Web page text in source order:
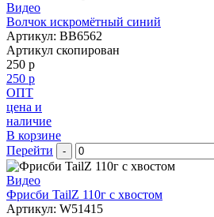
Видео
Волчок искромётный синий
Артикул: BB6562
Артикул скопирован
250 р
250 р
ОПТ
цена и
наличие
В корзине
Перейти
-
Видео
Фрисби TailZ 110г с хвостом
Артикул: W51415